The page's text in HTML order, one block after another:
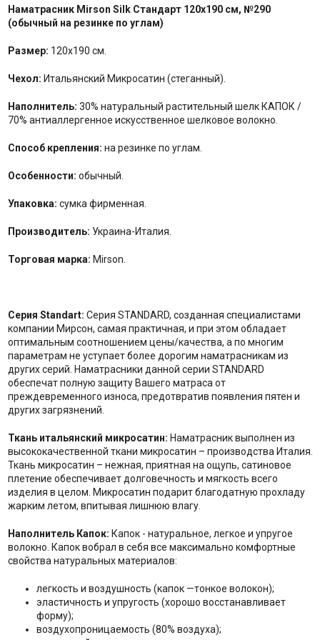
Наматрасник Mirson Silk Стандарт 120x190 см, №290
(обычный на резинке по углам)
Размер: 120x190 см.
Чехол: Итальянский Микросатин (стеганный).
Наполнитель: 30% натуральный растительный шелк КАПОК /
70% антиаллергенное искусственное шелковое волокно.
Способ крепления: на резинке по углам.
Особенности: обычный.
Упаковка: сумка фирменная.
Производитель: Украина-Италия.
Торговая марка: Mirson.
Серия Standart: Серия STANDARD, созданная специалистами
компании Мирсон, самая практичная, и при этом обладает
оптимальным соотношением цены/качества, а по многим
параметрам не уступает более дорогим наматрасникам из
других серий. Наматрасники данной серии STANDARD
обеспечат полную защиту Вашего матраса от
преждевременного износа, предотвратив появления пятен и
других загрязнений.
Ткань итальянский микросатин: Наматрасник выполнен из
высококачественной ткани микросатин – производства Италия.
Ткань микросатин – нежная, приятная на ощупь, сатиновое
плетение обеспечивает долговечность и мягкость всего
изделия в целом. Микросатин подарит благодатную прохладу
жарким летом, впитывая лишнюю влагу.
Наполнитель Капок: Капок - натуральное, легкое и упругое
волокно. Капок вобрал в себя все максимально комфортные
свойства натуральных материалов:
легкость и воздушность (капок —тонкое волокон);
эластичность и упругость (хорошо восстанавливает
форму);
воздухопроницаемость (80% воздуха);